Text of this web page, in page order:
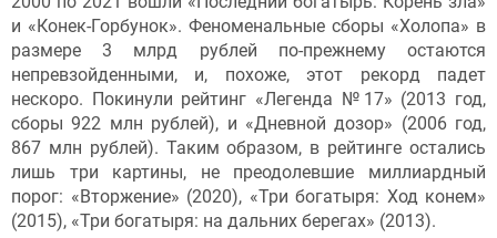
и «Конек-Горбунок». Феноменальные сборы «Холопа» в
размере 3 млрд рублей по-прежнему остаются
непревзойденными, и, похоже, этот рекорд падет
нескоро. Покинули рейтинг «Легенда №17» (2013 год,
сборы 922 млн рублей), и «Дневной дозор» (2006 год,
867 млн рублей). Таким образом, в рейтинге остались
лишь три картины, не преодолевшие миллиардный
порог: «Вторжение» (2020), «Три богатыря: Ход конем»
(2015), «Три богатыря: на дальних берегах» (2013).